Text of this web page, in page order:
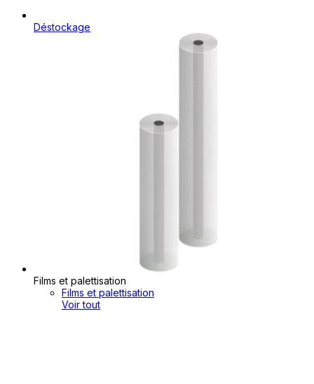
Déstockage
Films et palettisation
Films et palettisation
Voir tout